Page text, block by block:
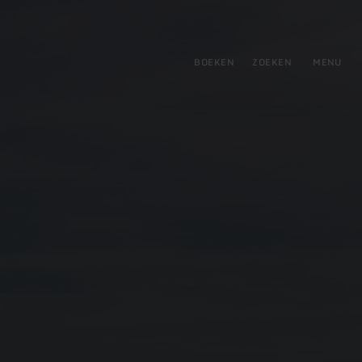
BOEKEN ZOEKEN MENU